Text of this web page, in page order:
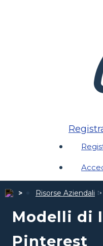
Risorse Aziendali
Modelli di
Pinterest